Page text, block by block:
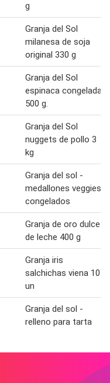
g
Granja del Sol
milanesa de soja
original 330 g
Granja del Sol
espinaca congelada
500 g.
Granja del Sol
nuggets de pollo 3
kg
Granja del sol -
medallones veggies
congelados
Granja de oro dulce
de leche 400 g
Granja iris
salchichas viena 10
un
Granja del sol -
relleno para tarta